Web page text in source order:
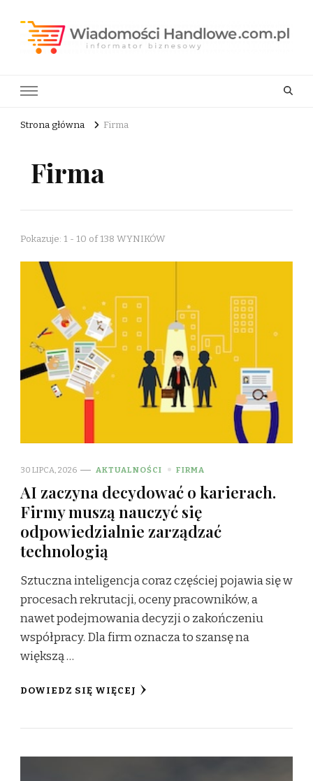
Strona główna Firma
Firma
Pokazuje: 1 - 10 of 138 WYNIKÓW
30 LIPCA, 2026 AKTUALNOŚCI FIRMA
AI zaczyna decydować o karierach.
Firmy muszą nauczyć się
odpowiedzialnie zarządzać
technologią
Sztuczna inteligencja coraz częściej pojawia się w
procesach rekrutacji, oceny pracowników, a
nawet podejmowania decyzji o zakończeniu
współpracy. Dla firm oznacza to szansę na
większą …
DOWIEDZ SIĘ WIĘCEJ